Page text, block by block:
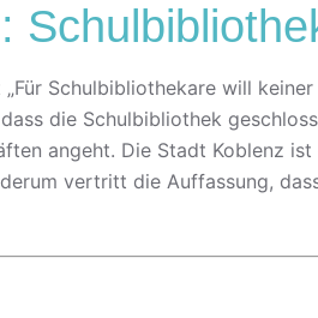
Schulbibliothekare will
die Schulbibliothek
angeht. Die Stadt Koblenz
vertritt die Auffassung,